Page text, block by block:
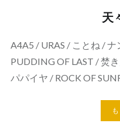
天
A4A5 / URAS / ことね /
PUDDING OF LAST / 焚
パパイヤ / ROCK OF